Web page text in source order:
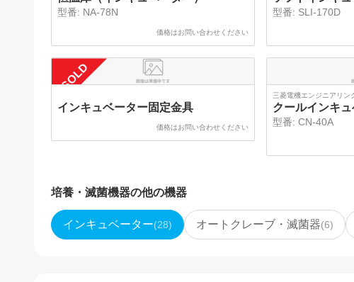
型番: NA-78N
価格はお問い合わせください
型番: SLI-170D
SOLD
インキュベーター固定金具
価格はお問い合わせください
三菱電機エンジニアリン
クールインキュ
型番: CN-40A
培養・滅菌機器の他の機器
インキュベーター(28) オートクレーブ・滅菌器(6)